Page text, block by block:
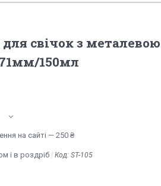
свічок з металевою
150мл
на сайті — 250 ₴
і в роздріб Код: ST-105